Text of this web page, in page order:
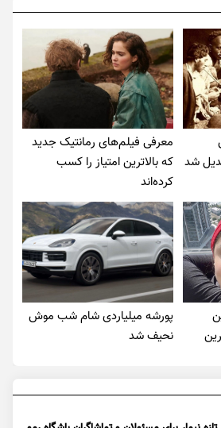
شد
معرفی فیلم‌های رمانتیک جدید
که بالاترین امتیاز را کسب
کرده‌اند
پورشه میلیاردی شام شب موش‌
نحیف شد